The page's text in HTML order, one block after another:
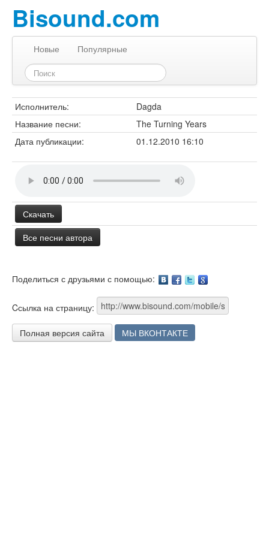
Bisound.com
Новые Популярные
Исполнитель:
Dagda
Название песни:
The Turning Years
Дата публикации:
01.12.2010 16:10
Скачать
Все песни автора
Поделиться с друзьями с помощью:
Cсылка на страницу:
Полная версия сайта МЫ ВКОНТАКТЕ